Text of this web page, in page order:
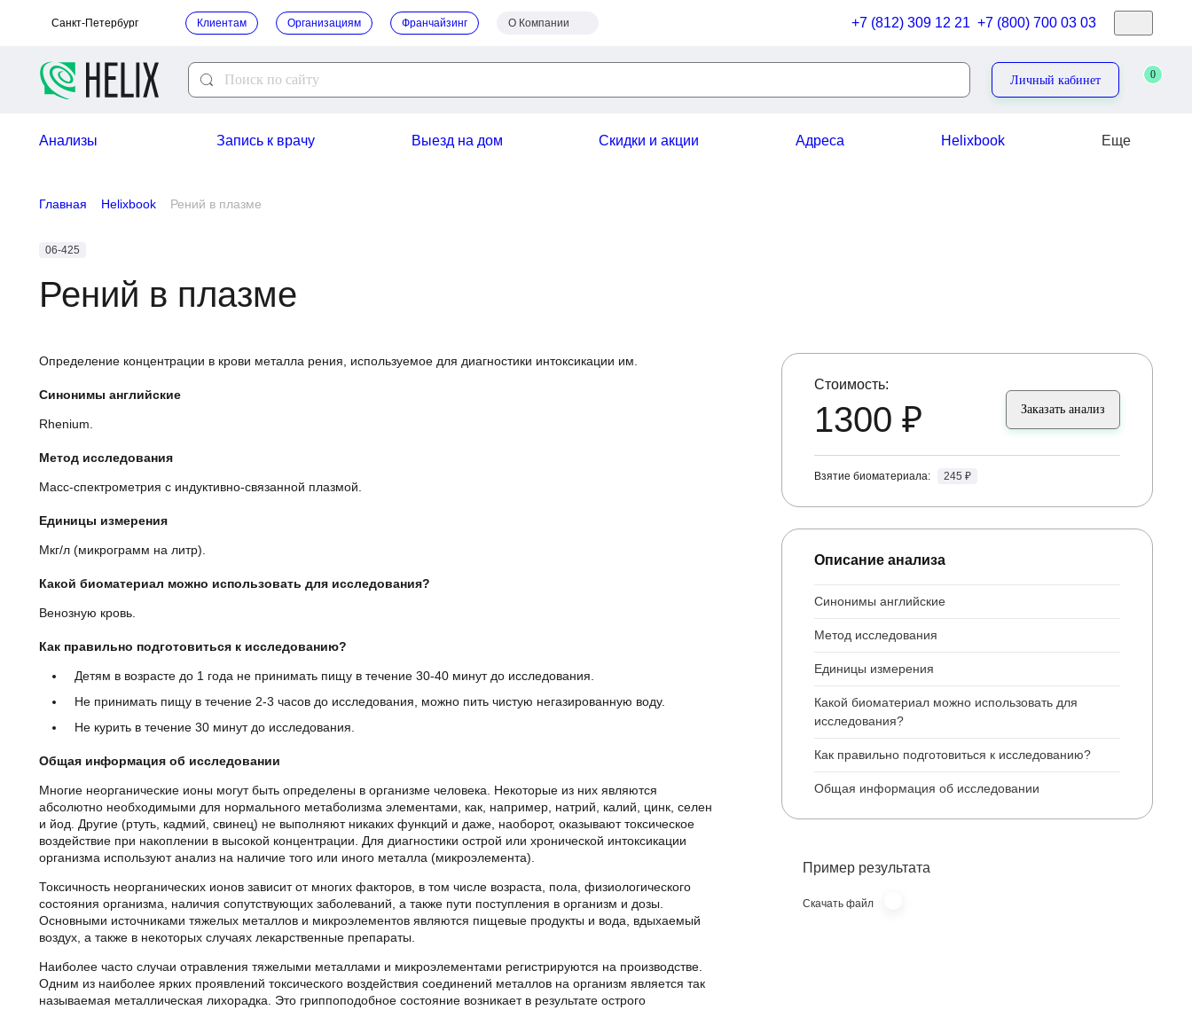
Санкт-Петербург Клиентам Организациям Франчайзинг О Компании +7 (812) 309 12 21 +7 (800) 700 03 03
Личный кабинет 0
Анализы Запись к врачу Выезд на дом Скидки и акции Адреса Helixbook Еще
Главная Helixbook Рений в плазме
06-425
Рений в плазме
Определение концентрации в крови металла рения, используемое для диагностики интоксикации им.
Синонимы английские
Rhenium.
Метод исследования
Масс-спектрометрия с индуктивно-связанной плазмой.
Единицы измерения
Мкг/л (микрограмм на литр).
Какой биоматериал можно использовать для исследования?
Венозную кровь.
Как правильно подготовиться к исследованию?
Детям в возрасте до 1 года не принимать пищу в течение 30-40 минут до исследования.
Не принимать пищу в течение 2-3 часов до исследования, можно пить чистую негазированную воду.
Не курить в течение 30 минут до исследования.
Общая информация об исследовании
Многие неорганические ионы могут быть определены в организме человека. Некоторые из них являются
абсолютно необходимыми для нормального метаболизма элементами, как, например, натрий, калий, цинк,
селен и йод. Другие (ртуть, кадмий, свинец) не выполняют никаких функций и даже, наоборот, оказывают
токсическое воздействие при накоплении в высокой концентрации. Для диагностики острой или
хронической интоксикации организма используют анализ на наличие того или иного металла
Токсичность неорганических ионов зависит от многих факторов, в том числе возраста, пола,
физиологического состояния организма, наличия сопутствующих заболеваний, а также пути поступления в
организм и дозы. Основными источниками тяжелых металлов и микроэлементов являются пищевые
Наиболее часто случаи отравления тяжелыми металлами и микроэлементами регистрируются на
производстве. Одним из наиболее ярких проявлений токсического воздействия соединений металлов на
Cтоимость:
1300 ₽ Заказать анализ
Взятие биоматериала: 245 ₽
Описание анализа
Синонимы английские
Метод исследования
Единицы измерения
Какой биоматериал можно использовать для
исследования?
Как правильно подготовиться к исследованию?
Общая информация об исследовании
Для чего используется исследование?
Пример результата
Скачать файл